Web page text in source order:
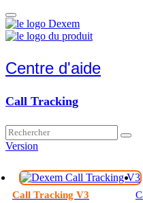
Centre d'aide
Call Tracking
Version
Call Tracking V3